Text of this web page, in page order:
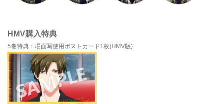
HMV購入特典
5巻特典：場面写使用ポストカード1枚(HMV版)